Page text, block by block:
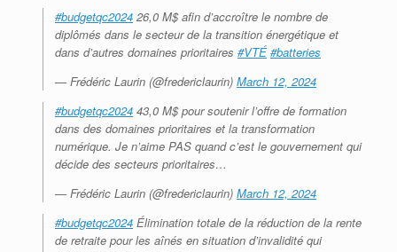
#budgetqc2024 26,0 M$ afin d’accroître le nombre de
diplômés dans le secteur de la transition énergétique et
dans d’autres domaines prioritaires #VTÉ #batteries
— Frédéric Laurin (@fredericlaurin) March 12, 2024
#budgetqc2024 43,0 M$ pour soutenir l’offre de formation
dans des domaines prioritaires et la transformation
numérique. Je n’aime PAS quand c’est le gouvernement qui
décide des secteurs prioritaires…
— Frédéric Laurin (@fredericlaurin) March 12, 2024
#budgetqc2024 Élimination totale de la réduction de la rente
de retraite pour les aînés en situation d’invalidité qui